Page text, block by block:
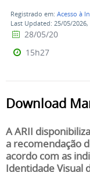
Registrado em: Acesso à
Last Updated: 25/05/2026,
28/05/20
15h27
Download
A ARII
a recomendação
acordo com as
Identidade Visual